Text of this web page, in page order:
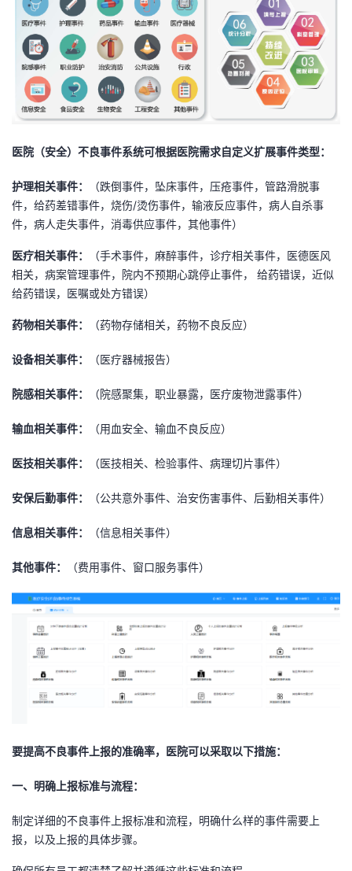
我
的
课
我
的
我
验
收
藏
的
技
术
我
的
云
议
医院（安全）不良事件系统可根据医院需求自定义扩展事件类型：
护理相关事件：
（跌倒事件，坠床事件，压疮事件，管路滑脱事
件，给药差错事件，烧伤/烫伤事件，输液反应事件，病人自杀事
件，病人走失事件，消毒供应事件，其他事件）
医疗相关事件：
（手术事件，麻醉事件，诊疗相关事件，医德医风
相关，病案管理事件，院内不预期心跳停止事件， 给药错误，近似
给药错误，医嘱或处方错误）
药物相关事件： （药物存储相关，药物不良反应）
设备相关事件： （医疗器械报告）
院感相关事件： （院感聚集，职业暴露，医疗废物泄露事件）
输血相关事件： （用血安全、输血不良反应）
医技相关事件： （医技相关、检验事件、病理切片事件）
安保后勤事件： （公共意外事件、治安伤害事件、后勤相关事件）
信息相关事件： （信息相关事件）
其他事件： （费用事件、窗口服务事件）
要提高不良事件上报的准确率，医院可以采取以下措施：
一、 明确上报标准与流程：
制定详细的不良事件上报标准和流程，明确什么样的事件需要上
报，以及上报的具体步骤。